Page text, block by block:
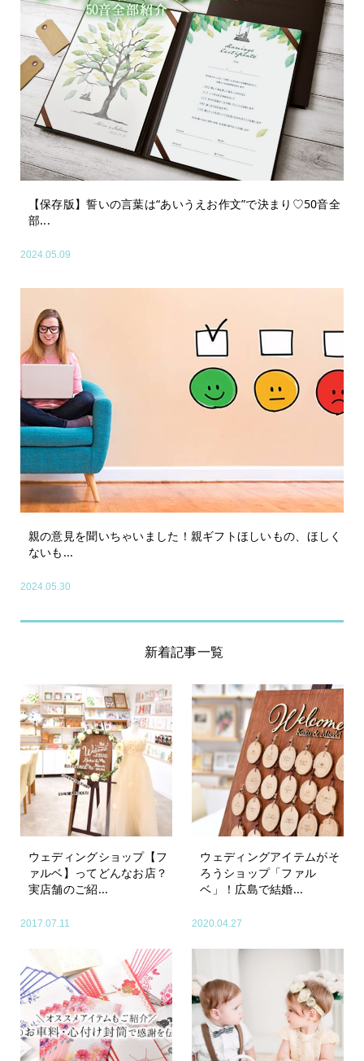
【保存版】誓いの言葉は“あいうえお作文”で決まり♡50音全
部...
2024.05.09
親の意見を聞いちゃいました！親ギフトほしいもの、ほしく
ないも...
2024.05.30
新着記事一覧
ウェディングショップ【フ
ァルベ】ってどんなお店？
実店舗のご紹...
2017.07.11
ウェディングアイテムがそ
ろうショップ「ファル
ベ」！広島で結婚...
2020.04.27